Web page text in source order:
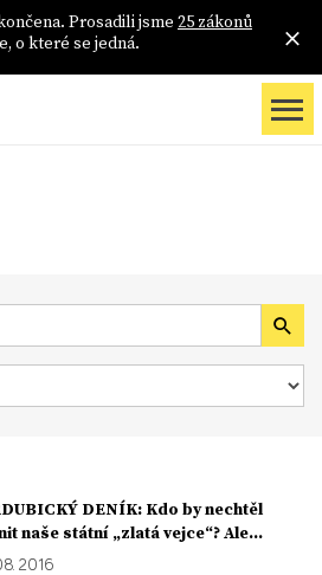
Prosadili jsme 25 zákonů
o které se jedná.
DENÍK: Kdo by nechtěl
naše státní „zlatá vejce“? Ale...
2016